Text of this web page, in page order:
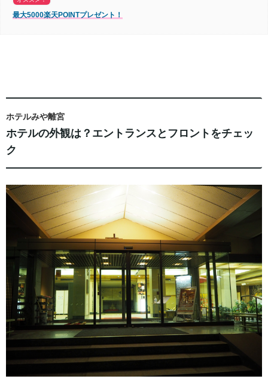
最大5000楽天POINTプレゼント！
ホテルみや離宮
ホテルの外観は？エントランスとフロントをチェッ
ク